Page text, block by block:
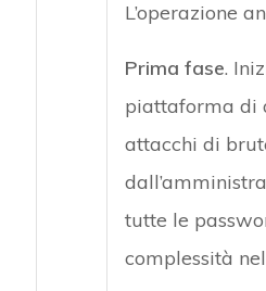
L’operazione
Prima fase.
piattaforma di
attacchi di
tutte le
complessità